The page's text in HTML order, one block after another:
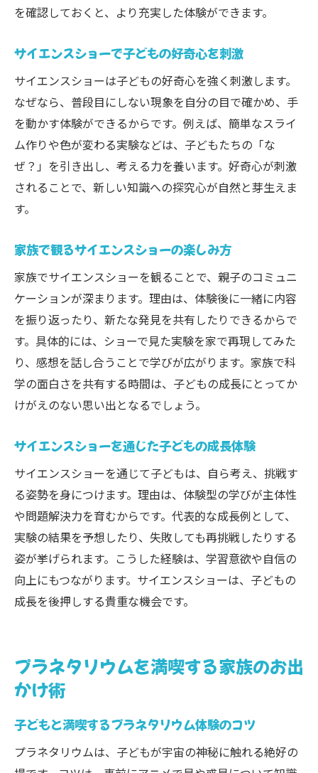
を確認しておくと、より充実した体験ができます。
サイエンスショーで子どもの好奇心を刺激
サイエンスショーは子どもの好奇心を強く刺激します。
なぜなら、普段目にしない現象を自分の目で確かめ、手
を動かす体験ができるからです。例えば、簡単なスライ
ム作りや色が変わる実験などは、子どもたちの「な
ぜ？」を引き出し、考える力を養います。好奇心が刺激
されることで、新しい知識への探究心が自然と芽生えま
す。
家族で観るサイエンスショーの楽しみ方
家族でサイエンスショーを観ることで、親子のコミュニ
ケーションが深まります。理由は、体験後に一緒に内容
を振り返ったり、新たな発見を共有したりできるからで
す。具体的には、ショーで見た実験を家で再現してみた
り、感想を話し合うことで学びが広がります。家族で科
学の面白さを共有する時間は、子どもの成長にとってか
けがえのない思い出となるでしょう。
サイエンスショーを通じた子どもの成長体験
サイエンスショーを通じて子どもは、自ら考え、挑戦す
る姿勢を身につけます。理由は、体験型の学びが主体性
や問題解決力を育むからです。代表的な成長例として、
実験の結果を予想したり、失敗しても再挑戦したりする
姿が挙げられます。こうした経験は、学習意欲や自信の
向上にもつながります。サイエンスショーは、子どもの
成長を後押しする貴重な機会です。
プラネタリウムを満喫する家族のお出
かけ術
子どもと満喫するプラネタリウム体験のコツ
プラネタリウムは、子どもが宇宙の神秘に触れる絶好の